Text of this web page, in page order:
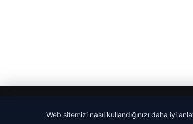
Web sitemizi nasıl kullandığınızı daha iyi